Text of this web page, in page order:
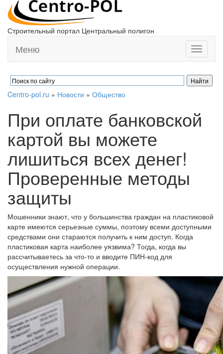
Строительный портал Центральный полигон
Toggle
Меню
Centro-pol.ru » Новости » Общество
При оплате банковской
картой вы можете
лишиться всех денег!
Проверенные методы
защиты
Мошенники знают, что у большинства граждан на пластиковой
карте имеются серьезные суммы, поэтому всеми доступными
средствами они стараются получить к ним доступ. Когда
пластиковая карта наиболее уязвима? Тогда, когда вы
рассчитываетесь за что-то и вводите ПИН-код для
осуществления нужной операции.